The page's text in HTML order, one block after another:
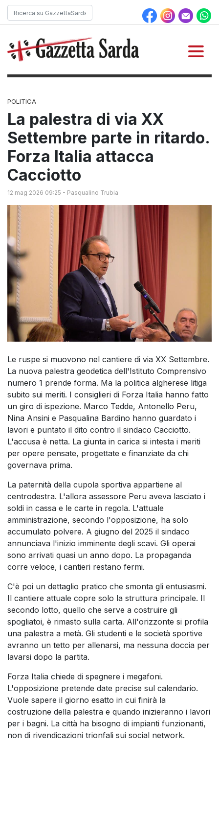
POLITICA
La palestra di via XX
Settembre parte in ritardo.
Forza Italia attacca
Cacciotto
12 mag 2026 09:25 - Pasqualino Trubia
Le ruspe si muovono nel cantiere di via XX Settembre.
La nuova palestra geodetica dell'Istituto Comprensivo
numero 1 prende forma. Ma la politica algherese litiga
subito sui meriti. I consiglieri di Forza Italia hanno fatto
un giro di ispezione. Marco Tedde, Antonello Peru,
Nina Ansini e Pasqualina Bardino hanno guardato i
lavori e puntato il dito contro il sindaco Cacciotto.
L'accusa è netta. La giunta in carica si intesta i meriti
per opere pensate, progettate e finanziate da chi
governava prima.
La paternità della cupola sportiva appartiene al
centrodestra. L'allora assessore Peru aveva lasciato i
soldi in cassa e le carte in regola. L'attuale
amministrazione, secondo l'opposizione, ha solo
accumulato polvere. A giugno del 2025 il sindaco
annunciava l'inizio imminente degli scavi. Gli operai
sono arrivati quasi un anno dopo. La propaganda
corre veloce, i cantieri restano fermi.
C'è poi un dettaglio pratico che smonta gli entusiasmi.
Il cantiere attuale copre solo la struttura principale. Il
secondo lotto, quello che serve a costruire gli
spogliatoi, è rimasto sulla carta. All'orizzonte si profila
una palestra a metà. Gli studenti e le società sportive
avranno un tetto per allenarsi, ma nessuna doccia per
lavarsi dopo la partita.
Forza Italia chiede di spegnere i megafoni.
L'opposizione pretende date precise sul calendario.
Vuole sapere il giorno esatto in cui finirà la
costruzione della palestra e quando inizieranno i lavori
per i bagni. La città ha bisogno di impianti funzionanti,
non di rivendicazioni trionfali sui social network.